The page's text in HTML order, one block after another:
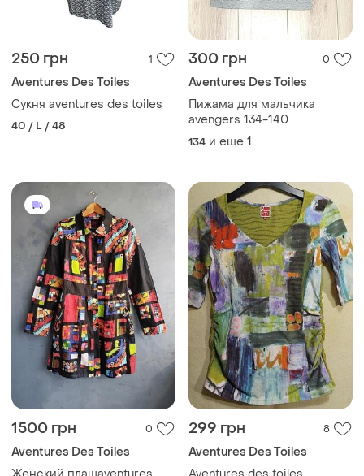
250 грн 1
Aventures Des Toiles
Сукня aventures des toiles
40 / L / 48
300 грн 0
Aventures Des Toiles
Пижама для мальчика
avengers 134-140
134 и еще 1
1500 грн 0
Aventures Des Toiles
299 грн 8
Aventures Des Toiles